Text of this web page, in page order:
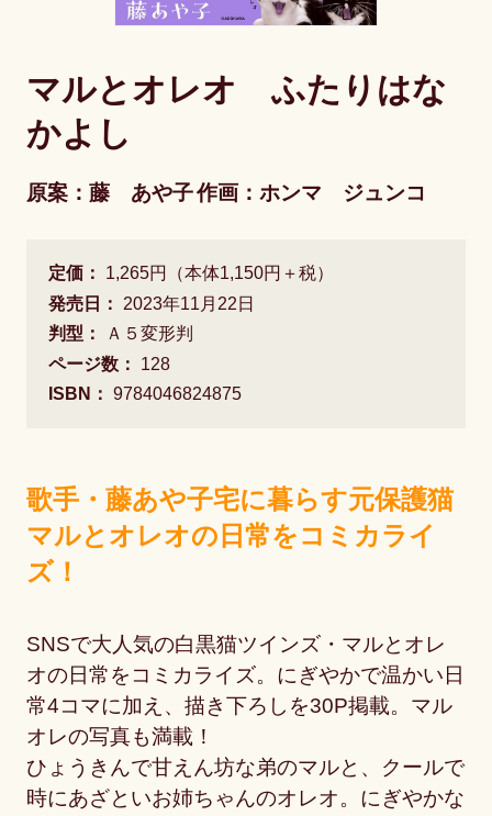
マルとオレオ ふたりはな
かよし
原案：藤 あや子作画：ホンマ ジュンコ
定価：
1,265円（本体1,150円＋税）
発売日：
2023年11月22日
判型：
Ａ５変形判
ページ数：
128
ISBN： 9784046824875
歌手・藤あや子宅に暮らす元保護猫
マルとオレオの日常をコミカライ
ズ！
SNSで大人気の白黒猫ツインズ・マルとオレ
オの日常をコミカライズ。にぎやかで温かい日
常4コマに加え、描き下ろしを30P掲載。マル
オレの写真も満載！
ひょうきんで甘えん坊な弟のマルと、クールで
時にあざといお姉ちゃんのオレオ。にぎやかな